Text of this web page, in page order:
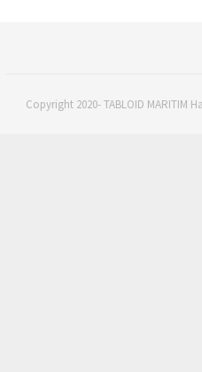
Copyright 2020- TABLOID MARITIM